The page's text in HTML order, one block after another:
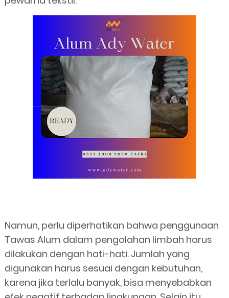
Namun, perlu diperhatikan bahwa penggunaan
Tawas Alum dalam pengolahan limbah harus
dilakukan dengan hati-hati. Jumlah yang
digunakan harus sesuai dengan kebutuhan,
karena jika terlalu banyak, bisa menyebabkan